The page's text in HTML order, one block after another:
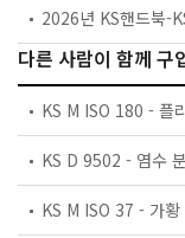
2026년 KS핸드북-
다른 사람이 함께 구
KS M ISO 180 - 플